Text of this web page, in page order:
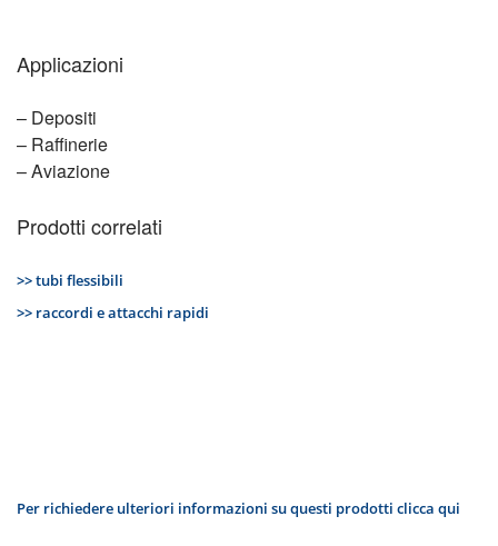
Applicazioni
– Depositi
– Raffinerie
– Aviazione
Prodotti correlati
>> tubi flessibili
>> raccordi e attacchi rapidi
Per richiedere ulteriori informazioni su questi prodotti clicca qui